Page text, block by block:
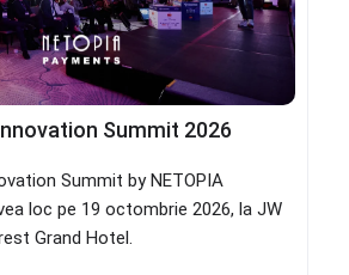
Summit 2026
Summit by NETOPIA
loc pe 19 octombrie 2026, la JW
Grand Hotel.